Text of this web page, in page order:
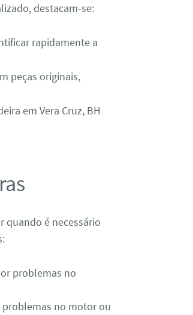
destacam-se:
rapidamente a
peças originais,
em Vera Cruz, BH
quando é necessário
problemas no
no motor ou